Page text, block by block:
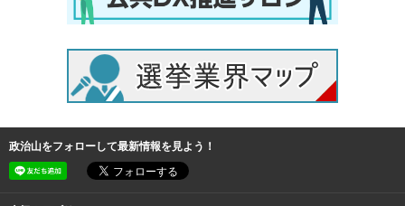
政治山をフォローして最新情報を見よう！